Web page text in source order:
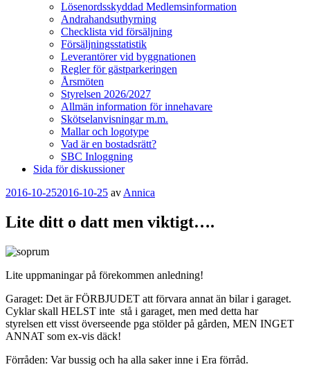
Lösenordsskyddad Medlemsinformation
Andrahandsuthyrning
Checklista vid försäljning
Försäljningsstatistik
Leverantörer vid byggnationen
Regler för gästparkeringen
Årsmöten
Styrelsen 2026/2027
Allmän information för innehavare
Skötselanvisningar m.m.
Mallar och logotype
Vad är en bostadsrätt?
SBC Inloggning
Sida för diskussioner
Publicerat
2016-10-252016-10-25 av Annica
Lite ditt o datt men viktigt….
Lite uppmaningar på förekommen anledning!
Garaget: Det är FÖRBJUDET att förvara annat än bilar i garaget.
Cyklar skall HELST inte stå i garaget, men med detta har
styrelsen ett visst överseende pga stölder på gården, MEN INGET
ANNAT som ex-vis däck!
Förråden: Var bussig och ha alla saker inne i Era förråd.